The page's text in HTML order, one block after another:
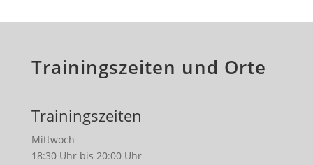
Trainingszeiten und Orte
Trainingszeiten
Mittwoch
18:30 Uhr bis 20:00 Uhr